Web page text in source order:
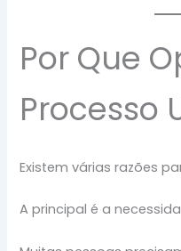
Por Que
Processo
Existem várias razões
A principal é a